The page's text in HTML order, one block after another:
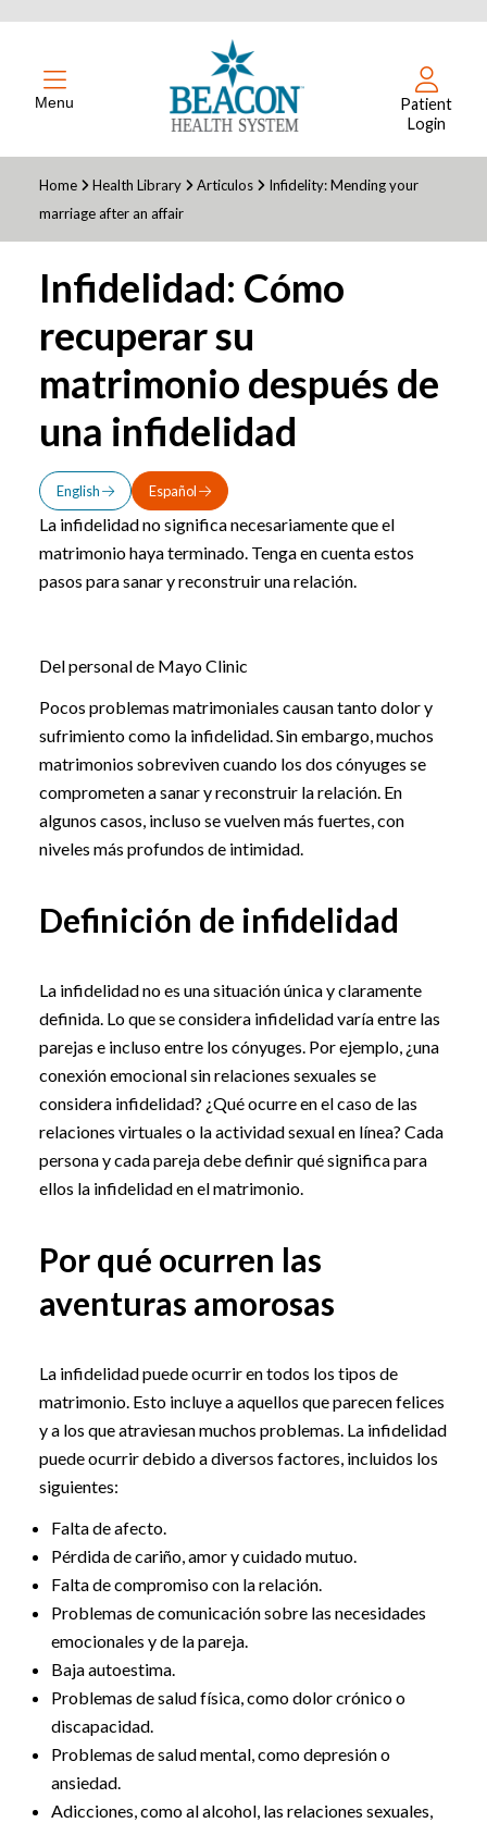
Menu
Patient
Login
Home Health Library Articulos
Infidelity: Mending your
marriage after an affair
Infidelidad: Cómo
recuperar su
matrimonio después de
una infidelidad
English Español
La infidelidad no significa necesariamente que el
matrimonio haya terminado. Tenga en cuenta estos
pasos para sanar y reconstruir una relación.
Del personal de Mayo Clinic
Pocos problemas matrimoniales causan tanto dolor y
sufrimiento como la infidelidad. Sin embargo, muchos
matrimonios sobreviven cuando los dos cónyuges se
comprometen a sanar y reconstruir la relación. En
algunos casos, incluso se vuelven más fuertes, con
niveles más profundos de intimidad.
Definición de infidelidad
La infidelidad no es una situación única y claramente
definida. Lo que se considera infidelidad varía entre las
parejas e incluso entre los cónyuges. Por ejemplo, ¿una
conexión emocional sin relaciones sexuales se
considera infidelidad? ¿Qué ocurre en el caso de las
relaciones virtuales o la actividad sexual en línea? Cada
persona y cada pareja debe definir qué significa para
ellos la infidelidad en el matrimonio.
Por qué ocurren las
aventuras amorosas
La infidelidad puede ocurrir en todos los tipos de
matrimonio. Esto incluye a aquellos que parecen felices
y a los que atraviesan muchos problemas. La infidelidad
puede ocurrir debido a diversos factores, incluidos los
siguientes:
Falta de afecto.
Pérdida de cariño, amor y cuidado mutuo.
Falta de compromiso con la relación.
Problemas de comunicación sobre las necesidades
emocionales y de la pareja.
Baja autoestima.
Problemas de salud física, como dolor crónico o
discapacidad.
Problemas de salud mental, como depresión o
ansiedad.
Adicciones, como al alcohol, las relaciones sexuales,